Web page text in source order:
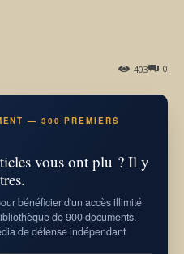
0
403
— 300 PREMIERS
vous ont plu ? Il y
bénéficier d'un accès illimité
de 900 documents.
de défense indépendant